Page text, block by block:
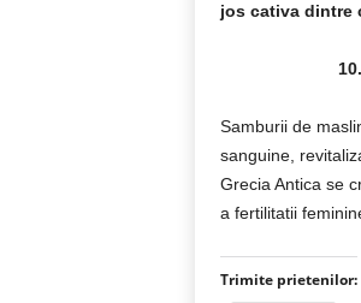
jos cativa dintre
Samburii de
sanguine,
Grecia Antica se
a fertilitatii
Trimite prietenilor: